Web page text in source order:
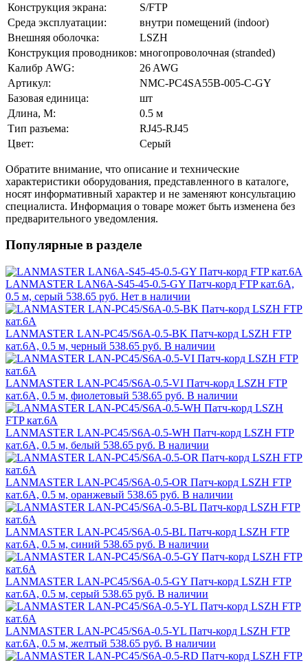
Конструкция экрана:
S/FTP
Среда эксплуатации:
внутри помещений (indoor)
Внешняя оболочка:
LSZH
Конструкция проводников: многопроволочная (stranded)
Калибр AWG:
26 AWG
Артикул:
NMC-PC4SA55B-005-C-GY
Базовая единица:
шт
Длина, М:
0.5 м
Тип разъема:
RJ45-RJ45
Цвет:
Серый
Обратите внимание, что описание и технические
характеристики оборудования, представленного в каталоге,
носят информативный характер и не заменяют консультацию
специалиста. Информация о товаре может быть изменена без
предварительного уведомления.
Популярные в разделе
LANMASTER LAN6A-S45-45-0.5-GY Патч-корд FTP кат.6A,
0.5 м, серый 538.65 руб. Нет в наличии
LANMASTER LAN-PC45/S6A-0.5-BK Патч-корд LSZH FTP
кат.6A, 0.5 м, черный 538.65 руб. В наличии
LANMASTER LAN-PC45/S6A-0.5-VI Патч-корд LSZH FTP
кат.6A, 0.5 м, фиолетовый 538.65 руб. В наличии
LANMASTER LAN-PC45/S6A-0.5-WH Патч-корд LSZH FTP
кат.6A, 0.5 м, белый 538.65 руб. В наличии
LANMASTER LAN-PC45/S6A-0.5-OR Патч-корд LSZH FTP
кат.6A, 0.5 м, оранжевый 538.65 руб. В наличии
LANMASTER LAN-PC45/S6A-0.5-BL Патч-корд LSZH FTP
кат.6A, 0.5 м, синий 538.65 руб. В наличии
LANMASTER LAN-PC45/S6A-0.5-GY Патч-корд LSZH FTP
кат.6A, 0.5 м, серый 538.65 руб. В наличии
LANMASTER LAN-PC45/S6A-0.5-YL Патч-корд LSZH FTP
кат.6A, 0.5 м, желтый 538.65 руб. В наличии